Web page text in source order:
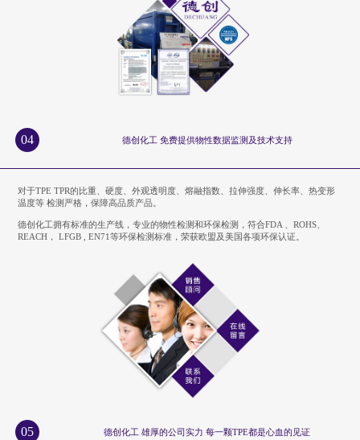
04 德创化工 免费提供物性数据监测及技术支持
对于TPE TPR的比重、硬度、外观透明度、熔融指数、拉伸强度、伸长率、热变形
温度等 检测严格，保障高品质产品。
德创化工拥有标准的生产线，专业的物性检测和环保检测，符合FDA 、ROHS、
REACH， LFGB , EN71等环保检测标准，荣获欧盟及美国各项环保认证。
05 德创化工 雄厚的公司实力 每一颗TPE都是心血的见证